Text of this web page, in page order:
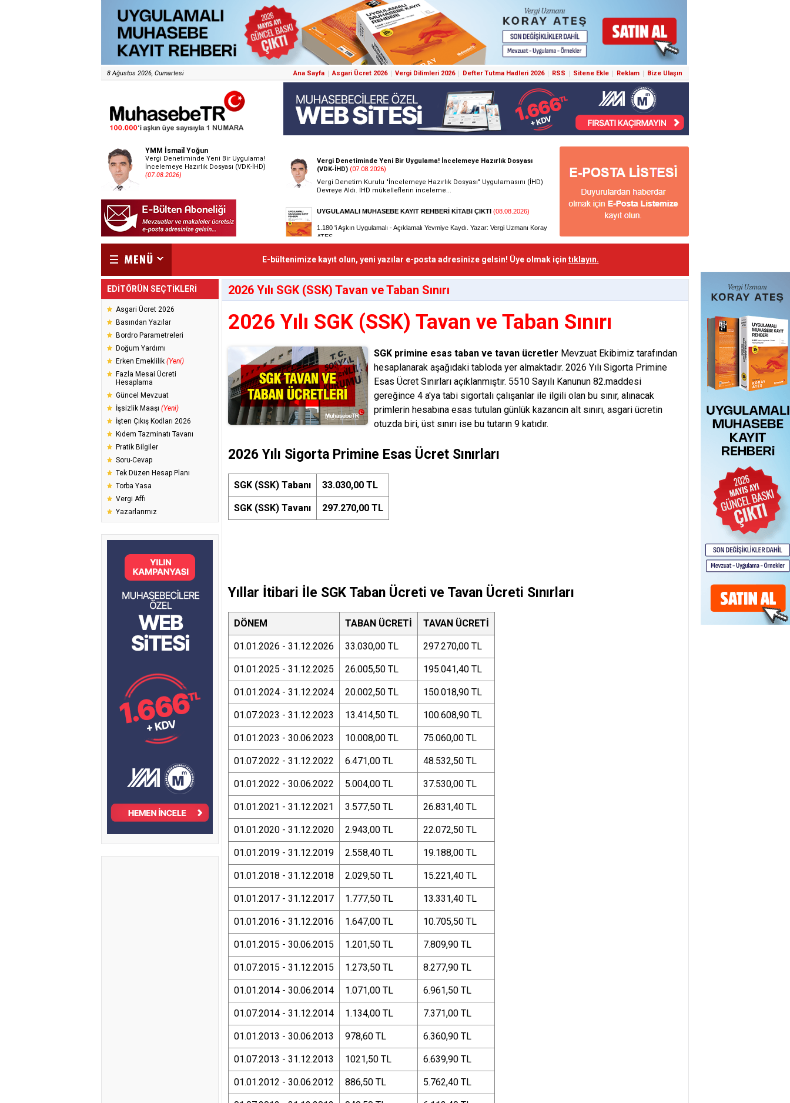
8 Ağustos 2026, Cumartesi Ana Sayfa Asgari Ücret 2026 Vergi Dilimleri 2026 Defter Tutma Hadleri 2026 RSS Sitene Ekle Reklam Bize Ulaşın
YMM İsmail Yoğun
Vergi Denetiminde Yeni Bir Uygulama!
İncelemeye Hazırlık Dosyası (VDK-İHD)
(07.08.2026)
E-bültenimize kayıt olun, yeni yazılar e-posta adresinize gelsin! Üye olmak için tıklayın.
EDİTÖRÜN SEÇTİKLERİ
Asgari Ücret 2026
Basından Yazılar
Bordro Parametreleri
Doğum Yardımı
Erken Emeklilik (Yeni)
Fazla Mesai Ücreti
Hesaplama
Güncel Mevzuat
İşsizlik Maaşı (Yeni)
İşten Çıkış Kodları 2026
Kıdem Tazminatı Tavanı
Pratik Bilgiler
Soru-Cevap
Tek Düzen Hesap Planı
Torba Yasa
Vergi Affı
Yazarlarımız
2026 Yılı SGK (SSK) Tavan ve Taban Sınırı
2026 Yılı SGK (SSK) Tavan ve Taban Sınırı
SGK primine esas taban ve tavan ücretler Mevzuat Ekibimiz tarafından
hesaplanarak aşağıdaki tabloda yer almaktadır. 2026 Yılı Sigorta Primine
Esas Ücret Sınırları açıklanmıştır. 5510 Sayılı Kanunun 82.maddesi
gereğince 4 a'ya tabi sigortalı çalışanlar ile ilgili olan bu sınır, alınacak
primlerin hesabına esas tutulan günlük kazancın alt sınırı, asgari ücretin
otuzda biri, üst sınırı ise bu tutarın 9 katıdır.
2026 Yılı Sigorta Primine Esas Ücret Sınırları
SGK (SSK) Tabanı 33.030,00 TL
SGK (SSK) Tavanı 297.270,00 TL
Yıllar İtibari İle SGK Taban Ücreti ve Tavan Ücreti Sınırları
DÖNEM TABAN ÜCRETİ TAVAN ÜCRETİ
01.01.2026 - 31.12.2026 33.030,00 TL 297.270,00 TL
01.01.2025 - 31.12.2025 26.005,50 TL 195.041,40 TL
01.01.2024 - 31.12.2024 20.002,50 TL 150.018,90 TL
01.07.2023 - 31.12.2023 13.414,50 TL 100.608,90 TL
01.01.2023 - 30.06.2023 10.008,00 TL 75.060,00 TL
01.07.2022 - 31.12.2022 6.471,00 TL 48.532,50 TL
01.01.2022 - 30.06.2022 5.004,00 TL 37.530,00 TL
01.01.2021 - 31.12.2021 3.577,50 TL 26.831,40 TL
01.01.2020 - 31.12.2020 2.943,00 TL 22.072,50 TL
01.01.2019 - 31.12.2019 2.558,40 TL 19.188,00 TL
01.01.2018 - 31.12.2018 2.029,50 TL 15.221,40 TL
01.01.2017 - 31.12.2017 1.777,50 TL 13.331,40 TL
01.01.2016 - 31.12.2016 1.647,00 TL 10.705,50 TL
01.01.2015 - 30.06.2015 1.201,50 TL 7.809,90 TL
01.07.2015 - 31.12.2015 1.273,50 TL 8.277,90 TL
01.01.2014 - 30.06.2014 1.071,00 TL 6.961,50 TL
01.07.2014 - 31.12.2014 1.134,00 TL 7.371,00 TL
01.01.2013 - 30.06.2013 978,60 TL 6.360,90 TL
01.07.2013 - 31.12.2013 1021,50 TL 6.639,90 TL
01.01.2012 - 30.06.2012 886,50 TL 5.762,40 TL